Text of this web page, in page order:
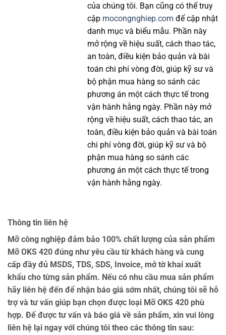
của chúng tôi. Bạn cũng có thể truy
cập mocongnghiep.com để cập nhật
danh mục và biểu mẫu. Phần này
mở rộng về hiệu suất, cách thao tác,
an toàn, điều kiện bảo quản và bài
toán chi phí vòng đời, giúp kỹ sư và
bộ phận mua hàng so sánh các
phương án một cách thực tế trong
vận hành hằng ngày. Phần này mở
rộng về hiệu suất, cách thao tác, an
toàn, điều kiện bảo quản và bài toán
chi phí vòng đời, giúp kỹ sư và bộ
phận mua hàng so sánh các
phương án một cách thực tế trong
vận hành hằng ngày.
Thông tin liên hệ
Mỡ công nghiệp đảm bảo 100% chất lượng của sản phẩm
Mỡ OKS 420 đúng như yêu cầu từ khách hàng và cung
cấp đầy đủ MSDS, TDS, SDS, Invoice, mở tờ khai xuất
khẩu cho từng sản phẩm. Nếu có nhu cầu mua sản phẩm
hãy liên hệ đến để nhận báo giá sớm nhất, chúng tôi sẽ hỗ
trợ và tư vấn giúp bạn chọn được loại Mỡ OKS 420 phù
hợp. Để được tư vấn và báo giá về sản phẩm, xin vui lòng
liên hệ lại ngay với chúng tôi theo các thông tin sau: